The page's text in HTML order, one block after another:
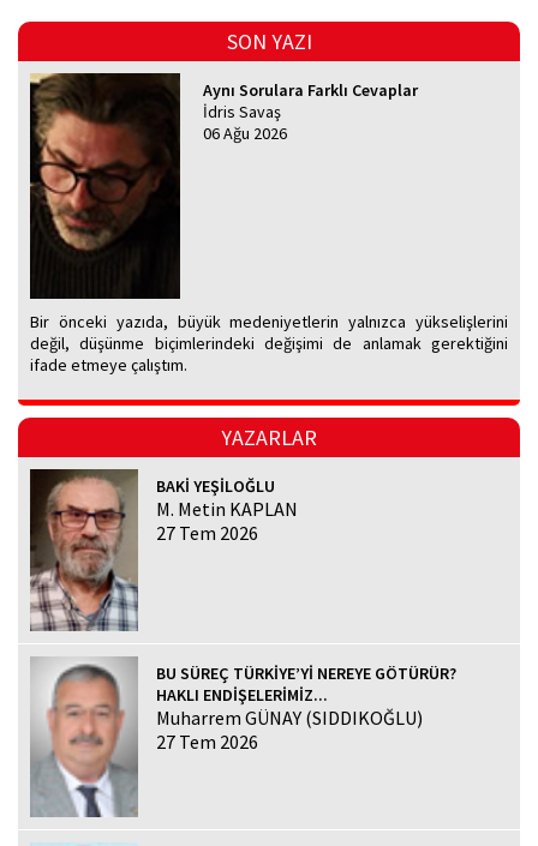
SON YAZI
Aynı Sorulara Farklı Cevaplar
İdris Savaş
06 Ağu 2026
Bir önceki yazıda, büyük medeniyetlerin yalnızca yükselişlerini
değil, düşünme biçimlerindeki değişimi de anlamak gerektiğini
ifade etmeye çalıştım.
YAZARLAR
BAKİ YEŞİLOĞLU
M. Metin KAPLAN
27 Tem 2026
BU SÜREÇ TÜRKİYE’Yİ NEREYE GÖTÜRÜR?
HAKLI ENDİŞELERİMİZ...
Muharrem GÜNAY (SIDDIKOĞLU)
27 Tem 2026